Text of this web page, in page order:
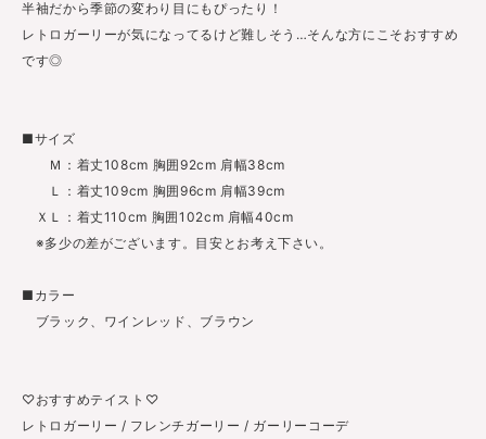
半袖だから季節の変わり目にもぴったり！
レトロガーリーが気になってるけど難しそう…そんな方にこそおすすめ
です◎
■サイズ
Ｍ：着丈108cm 胸囲92cm 肩幅38cm
Ｌ：着丈109cm 胸囲96cm 肩幅39cm
ＸＬ：着丈110cm 胸囲102cm 肩幅40cm
※多少の差がございます。目安とお考え下さい。
■カラー
ブラック、ワインレッド、ブラウン
♡おすすめテイスト♡
レトロガーリー / フレンチガーリー / ガーリーコーデ